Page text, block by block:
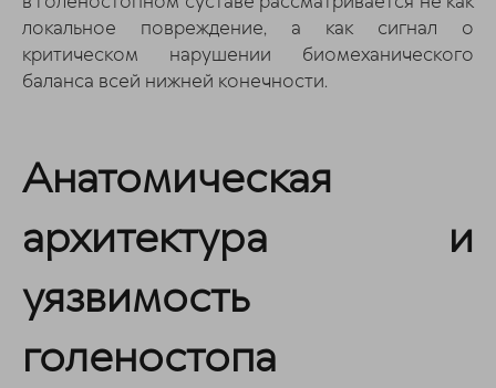
локальное повреждение, а как сигнал о
критическом нарушении биомеханического
баланса всей нижней конечности.
Анатомическая
архитектура и
уязвимость
голеностопа